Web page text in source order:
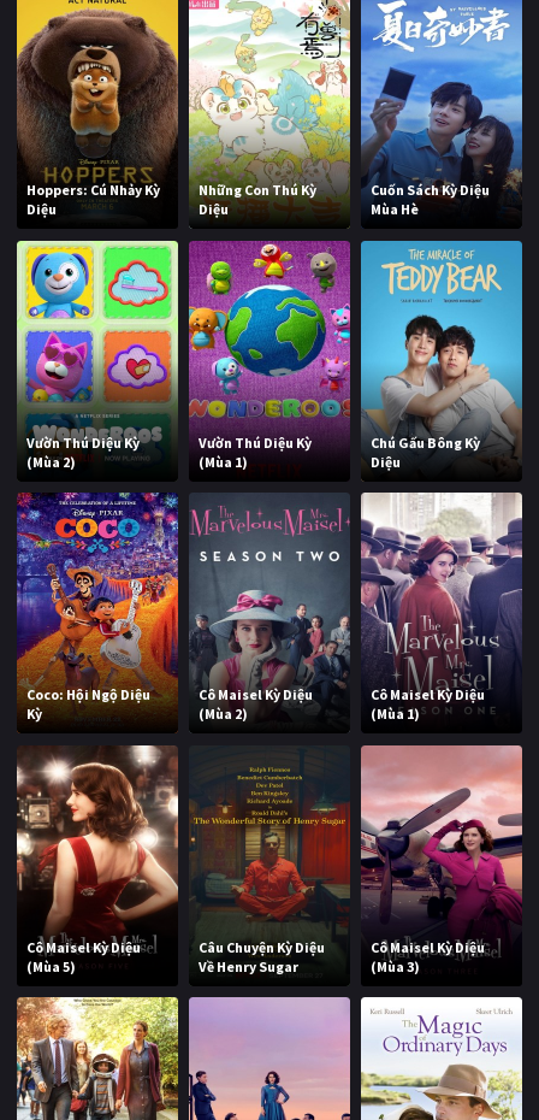
BLOG
Hoppers: Cú Nhảy Kỳ
Diệu
Những Con Thú Kỳ
Diệu
Cuốn Sách Kỳ Diệu
Mùa Hè
Vườn Thú Diệu Kỳ
(Mùa 2)
Vườn Thú Diệu Kỳ
(Mùa 1)
Chú Gấu Bông Kỳ
Diệu
Coco: Hội Ngộ Diệu
Kỳ
Cô Maisel Kỳ Diệu
(Mùa 2)
Cô Maisel Kỳ Diệu
(Mùa 1)
Cô Maisel Kỳ Diệu
(Mùa 5)
Câu Chuyện Kỳ Diệu
Về Henry Sugar
Cô Maisel Kỳ Diệu
(Mùa 3)